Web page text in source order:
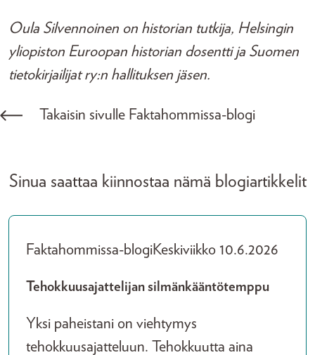
Oula Silvennoinen on historian tutkija, Helsingin
yliopiston Euroopan historian dosentti ja Suomen
tietokirjailijat ry:n hallituksen jäsen.
Takaisin sivulle Faktahommissa-blogi
Sinua saattaa kiinnostaa nämä blogiartikkelit
Faktahommissa-blogiKeskiviikko 10.6.2026
Tehokkuusajattelijan silmänkääntötemppu
Yksi paheistani on viehtymys
tehokkuusajatteluun. Tehokkuutta aina